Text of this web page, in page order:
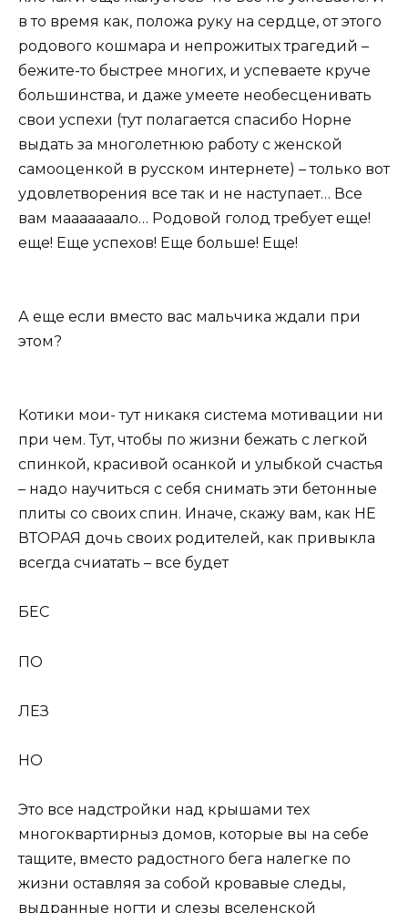
в то время как, положа руку на сердце, от этого
родового кошмара и непрожитых трагедий –
бежите-то быстрее многих, и успеваете круче
большинства, и даже умеете необесценивать
свои успехи (тут полагается спасибо Норне
выдать за многолетнюю работу с женской
самооценкой в русском интернете) – только вот
удовлетворения все так и не наступает… Все
вам мааааааало… Родовой голод требует еще!
еще! Еще успехов! Еще больше! Еще!
А еще если вместо вас мальчика ждали при
этом?
Котики мои- тут никакя система мотивации ни
при чем. Тут, чтобы по жизни бежать с легкой
спинкой, красивой осанкой и улыбкой счастья
– надо научиться с себя снимать эти бетонные
плиты со своих спин. Иначе, скажу вам, как НЕ
ВТОРАЯ дочь своих родителей, как привыкла
всегда счиатать – все будет
БЕС
ПО
ЛЕЗ
НО
Это все надстройки над крышами тех
многоквартирныз домов, которые вы на себе
тащите, вместо радостного бега налегке по
жизни оставляя за собой кровавые следы,
выдранные ногти и слезы вселенской